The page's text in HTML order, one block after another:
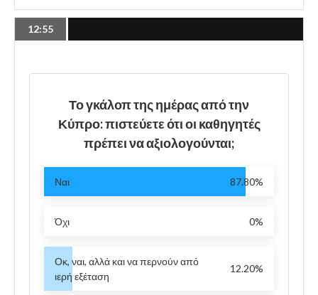
12:55
Το γκάλοπ της ημέρας από την
Κύπρο: πιστεύετε ότι οι καθηγητές
πρέπει να αξιολογούνται;
Ναι 87.80%
Όχι 0%
Οκ, ναι, αλλά και να περνούν από
ιερή εξέταση
12.20%